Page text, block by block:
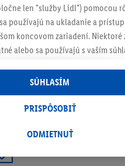
len "služby Lidl") pomocou
používajú na ukladanie a
koncovom zariadení. Niektoré
alebo sa používajú s vaším
v rámci služieb Lidl aj mimo
Lidl Plus, na tieto účely sa
správania v obchode.
účet Lidl Plus alebo sa prihlásite
online identifikátor z e-mailovej
ODMIETNUŤ
PRISPÔSOBIŤ
SÚHLASÍM